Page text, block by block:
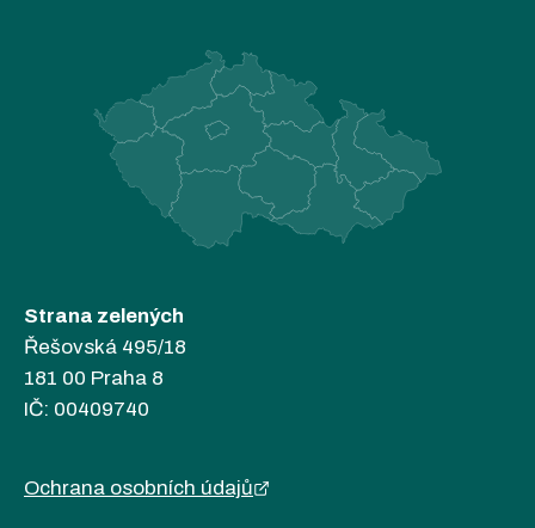
Strana zelených
Řešovská 495/18
181 00 Praha 8
IČ: 00409740
Ochrana osobních údajů